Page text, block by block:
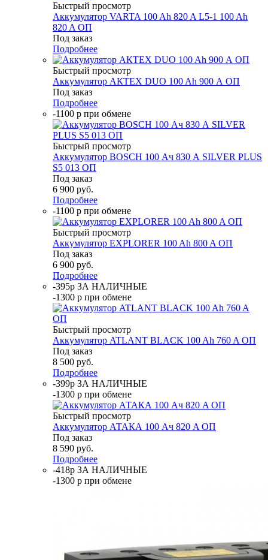
Быстрый просмотр
Аккумулятор VARTA 100 Ah 820 A L5-1 100 Ah
820 A ОП
Под заказ
Подробнее
Быстрый просмотр
Аккумулятор АКТЕХ DUO 100 Ah 900 А ОП
Под заказ
Подробнее
-1100 р при обмене
Быстрый просмотр
Аккумулятор BOSCH 100 Ач 830 А SILVER PLUS
S5 013 ОП
Под заказ
6 900 руб.
Подробнее
-1100 р при обмене
Быстрый просмотр
Аккумулятор EXPLORER 100 Ah 800 A ОП
Под заказ
6 900 руб.
Подробнее
-395р ЗА НАЛИЧНЫЕ
-1300 р при обмене
Быстрый просмотр
Аккумулятор ATLANT BLACK 100 Ah 760 A ОП
Под заказ
8 500 руб.
Подробнее
-399р ЗА НАЛИЧНЫЕ
-1300 р при обмене
Быстрый просмотр
Аккумулятор АТАКА 100 Ач 820 A ОП
Под заказ
8 590 руб.
Подробнее
-418р ЗА НАЛИЧНЫЕ
-1300 р при обмене